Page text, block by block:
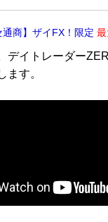
通商】ザイFX！限定
デイトレーダー
ます。